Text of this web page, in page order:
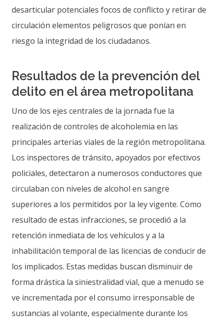
desarticular potenciales focos de conflicto y retirar de
circulación elementos peligrosos que ponían en
riesgo la integridad de los ciudadanos.
Resultados de la prevención del
delito en el área metropolitana
Uno de los ejes centrales de la jornada fue la
realización de controles de alcoholemia en las
principales arterias viales de la región metropolitana.
Los inspectores de tránsito, apoyados por efectivos
policiales, detectaron a numerosos conductores que
circulaban con niveles de alcohol en sangre
superiores a los permitidos por la ley vigente. Como
resultado de estas infracciones, se procedió a la
retención inmediata de los vehículos y a la
inhabilitación temporal de las licencias de conducir de
los implicados. Estas medidas buscan disminuir de
forma drástica la siniestralidad vial, que a menudo se
ve incrementada por el consumo irresponsable de
sustancias al volante, especialmente durante los